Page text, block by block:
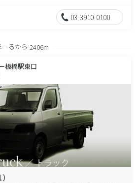
03-3910-0100
るから 2406m
板橋駅東口